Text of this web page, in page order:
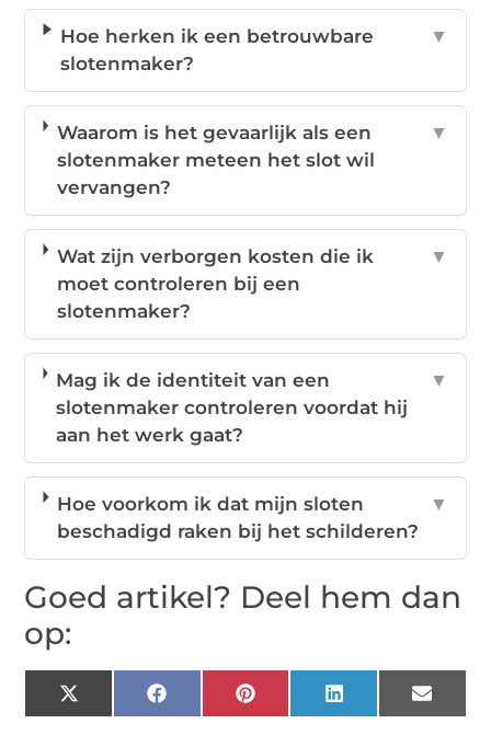
Hoe herken ik een betrouwbare
slotenmaker?
▼
Waarom is het gevaarlijk als een
slotenmaker meteen het slot wil
vervangen?
▼
Wat zijn verborgen kosten die ik
moet controleren bij een
slotenmaker?
▼
Mag ik de identiteit van een
slotenmaker controleren voordat hij
aan het werk gaat?
▼
Hoe voorkom ik dat mijn sloten
beschadigd raken bij het schilderen?
▼
Goed artikel? Deel hem dan
op:
X
(Twitter)
FacebookPinterestLinkedIn Email